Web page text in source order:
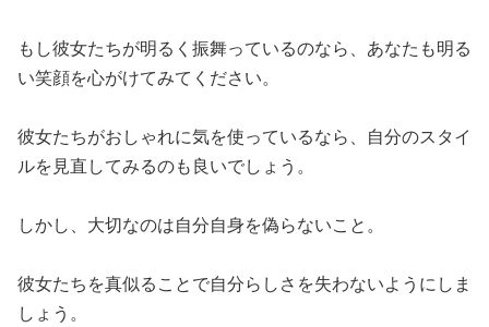
もし彼女たちが明るく振舞っているのなら、あなたも明る
い笑顔を心がけてみてください。
彼女たちがおしゃれに気を使っているなら、自分のスタイ
ルを見直してみるのも良いでしょう。
しかし、大切なのは自分自身を偽らないこと。
彼女たちを真似ることで自分らしさを失わないようにしま
しょう。